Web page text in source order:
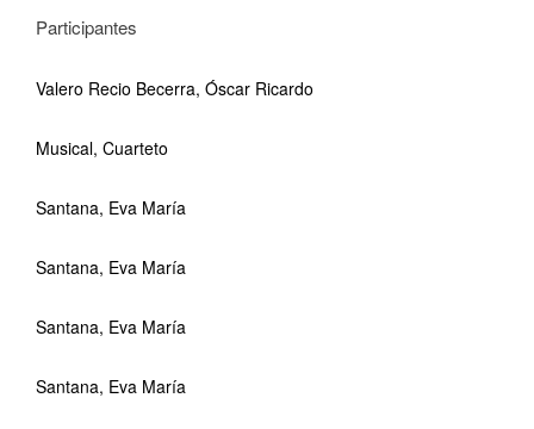
Participantes
Valero Recio Becerra, Óscar Ricardo
Musical, Cuarteto
Santana, Eva María
Santana, Eva María
Santana, Eva María
Santana, Eva María